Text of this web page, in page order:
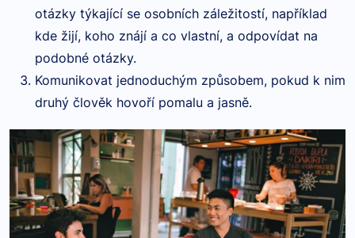
otázky týkající se osobních záležitostí, například
kde žijí, koho znájí a co vlastní, a odpovídat na
podobné otázky.
Komunikovat jednoduchým způsobem, pokud k nim
druhý člověk hovoří pomalu a jasně.